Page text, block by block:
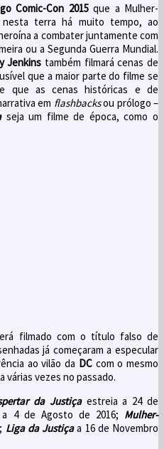
Comic-Con 2015que a Mulher-
terra há muito tempo, ao
a combater juntamente com
ou a Segunda Guerra Mundial.
Jenkins também filmará cenas de
que a maior parte do filme se
que as cenas históricas e de
em flashbacksou prólogo –
seja um filme de época, como o
filmado com o título falso de
já começaram a especular
ao vilão da DCcom o mesmo
várias vezes no passado.
da Justiçaestreia a 24 de
4 de Agosto de 2016; Mulher-
Liga da Justiçaa 16 de Novembro